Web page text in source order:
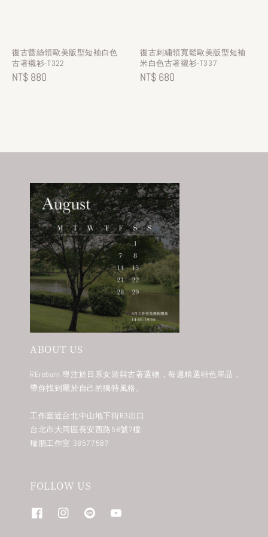
復古蕾絲領歐美版型短袖白色
古著襯衫-T322
Regular
NT$ 880
復古刺繡領寬鬆歐美版型短袖
米白色古著襯衫-T337
Regular
NT$ 680
ABOUT US
REreburn 專注於日系女裝與古著選物，每週精選特色單品，
帶你找到屬於自己的獨特風格。
工作室近台北中山地下街R3出口
台北市大同區長安西路58號7樓
瑞朋工作室 38577587
FOLLOW US